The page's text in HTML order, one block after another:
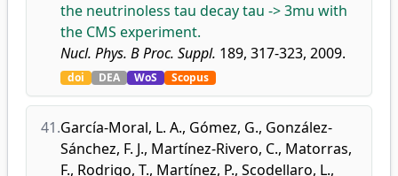
the neutrinoless tau decay tau -> 3mu with
the CMS experiment.
Nucl. Phys. B Proc. Suppl. 189, 317-323, 2009.
doi DEA WoS Scopus
41.García-Moral, L. A., Gómez, G., González-
Sánchez, F. J., Martínez-Rivero, C., Matorras,
F., Rodrigo, T., Martínez, P., Scodellaro, L.,